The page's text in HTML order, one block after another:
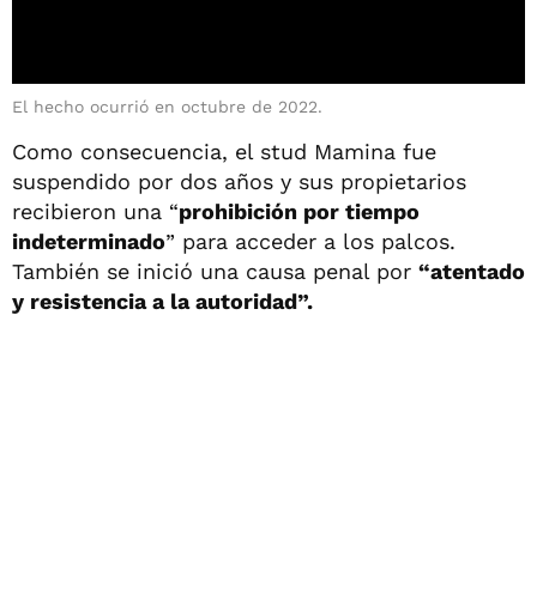
El hecho ocurrió en octubre de 2022.
Como consecuencia, el stud Mamina fue
suspendido por dos años y sus propietarios
recibieron una “prohibición por tiempo
indeterminado” para acceder a los palcos.
También se inició una causa penal por “atentado
y resistencia a la autoridad”.